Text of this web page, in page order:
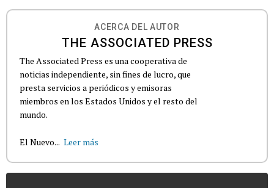
ACERCA DEL AUTOR
THE ASSOCIATED PRESS
The Associated Press es una cooperativa de
noticias independiente, sin fines de lucro, que
presta servicios a periódicos y emisoras
miembros en los Estados Unidos y el resto del
mundo.
El Nuevo... Leer más